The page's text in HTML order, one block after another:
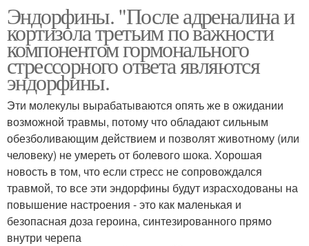
Эндорфины. "После адреналина и
кортизола третьим по важности
компонентом гормонального
стрессорного ответа являются
эндорфины.
Эти молекулы вырабатываются опять же в ожидании
возможной травмы, потому что обладают сильным
обезболивающим действием и позволят животному (или
человеку) не умереть от болевого шока. Хорошая
новость в том, что если стресс не сопровождался
травмой, то все эти эндорфины будут израсходованы на
повышение настроения - это как маленькая и
безопасная доза героина, синтезированного прямо
внутри черепа